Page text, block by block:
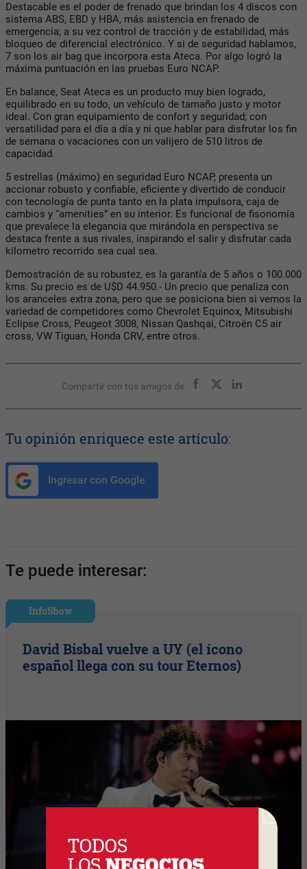
Destacable es el poder de frenado que brindan los 4 discos con
sistema ABS, EBD y HBA, más asistencia en frenado de
emergencia; a su vez control de tracción y de estabilidad, más
bloqueo de diferencial electrónico. Y si de seguridad hablamos,
7 son los air bag que incorpora esta Ateca. Por algo logró la
máxima puntuación en las pruebas Euro NCAP.
En balance, Seat Ateca es un producto muy bien logrado,
equilibrado en su todo, un vehículo de tamaño justo y motor
ideal. Con gran equipamiento de confort y seguridad; con
versatilidad para el día a día y ni que hablar para disfrutar los fin
de semana o vacaciones con un valijero de 510 litros de
capacidad.
5 estrellas (máximo) en seguridad Euro NCAP, presenta un
accionar robusto y confiable, eficiente y divertido de conducir
con tecnología de punta tanto en la plata impulsora, caja de
cambios y “amenities” en su interior. Es funcional de fisonomía
que prevalece la elegancia que mirándola en perspectiva se
destaca frente a sus rivales, inspirando el salir y disfrutar cada
kilometro recorrido sea cual sea.
Demostración de su robustez, es la garantía de 5 años o 100.000
kms. Su precio es de U$D 44.950.- Un precio que penaliza con
los aranceles extra zona, pero que se posiciona bien si vemos la
variedad de competidores como Chevrolet Equinox, Mitsubishi
Eclipse Cross, Peugeot 3008, Nissan Qashqai, Citroën C5 air
cross, VW Tiguan, Honda CRV, entre otros.
Compartir con tus amigos de
Tu opinión enriquece este artículo:
Ingresar con Google
Te puede interesar:
InfoShow
David Bisbal vuelve a UY (el ícono
español llega con su tour Eternos)